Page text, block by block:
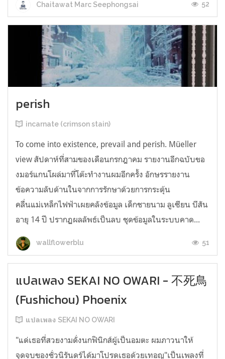
Chaitawat Marc Seephongsai 52
perish
incarnate (crimson stain)
To come into existence, prevail and perish. Müeller
view สัปดาห์ที่สามของเดือนกรกฎาคม รายงานอีกฉบับขอ
งมอร์แกนโผล่มาที่โต๊ะทำงานผมอีกครั้ง อักษรรายงาน
ข้อความลับด้านในจากการรักษาด้วยการกระตุ้น
คลื่นแม่เหล็กไฟฟ้าเผยคลังข้อมูล เด็กชายนาม ลูเซียน บีสัน
อายุ 14 ปี ปรากฏผลลัพธ์เป็นลบ ชุดข้อมูลในระบบคาด...
wallflowerblu 51
แปลเพลง SEKAI NO OWARI - 不死鳥
(Fushichou) Phoenix
แปลเพลง SEKAI NO OWARI
"แด่เธอที่สวยงามดั่งนกฟินิกส์ผู้เป็นอมตะ ผมภาวนาให้
จุดจบของชั่วนิรันดร์ได้มาโปรดเธอด้วยเทอญ"เป็นเพลงที่